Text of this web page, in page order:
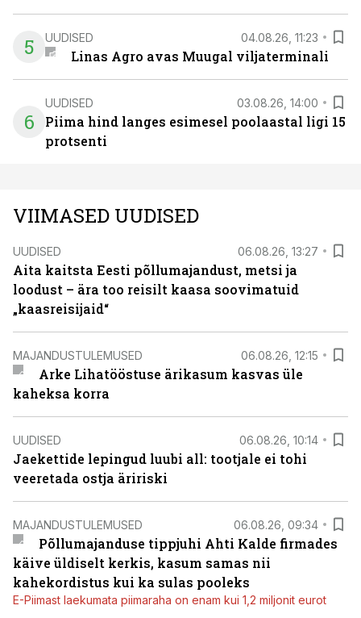
5 UUDISED 04.08.26, 11:23
Linas Agro avas Muugal viljaterminali
6
UUDISED 03.08.26, 14:00
Piima hind langes esimesel poolaastal ligi 15
protsenti
VIIMASED UUDISED
UUDISED 06.08.26, 13:27
Aita kaitsta Eesti põllumajandust, metsi ja
loodust – ära too reisilt kaasa soovimatuid
„kaasreisijaid“
MAJANDUSTULEMUSED 06.08.26, 12:15
Arke Lihatööstuse ärikasum kasvas üle
kaheksa korra
UUDISED 06.08.26, 10:14
Jaekettide lepingud luubi all: tootjale ei tohi
veeretada ostja äririski
MAJANDUSTULEMUSED 06.08.26, 09:34
Põllumajanduse tippjuhi Ahti Kalde firmades
käive üldiselt kerkis, kasum samas nii
kahekordistus kui ka sulas pooleks
E-Piimast laekumata piimaraha on enam kui 1,2 miljonit eurot